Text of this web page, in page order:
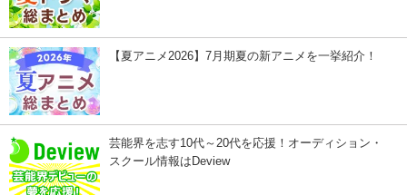
【夏アニメ2026】7月期夏の新アニメを一挙紹介！
芸能界を志す10代～20代を応援！オーディション・
スクール情報はDeview